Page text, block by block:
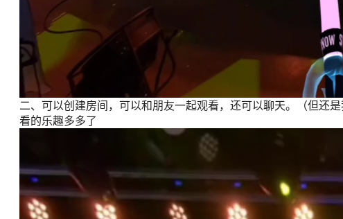
二、可以创建房间，可以和朋友一起观看，还可以聊天。（但还
看的乐趣多多了